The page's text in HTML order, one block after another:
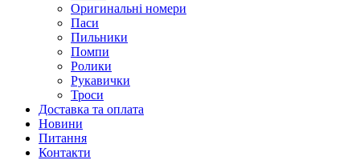
Оригинальні номери
Паси
Пильники
Помпи
Ролики
Рукавички
Троси
Доставка та оплата
Новини
Питання
Контакти